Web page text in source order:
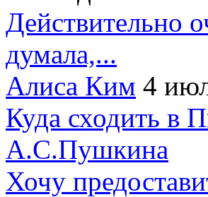
Действительно
думала,...
Алиса Ким 4
Куда сходить в
А.С.Пушкина
Хочу